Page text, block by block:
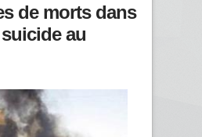
de morts dans
au